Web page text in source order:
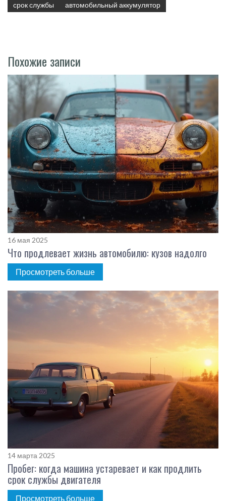
срок службы
автомобильный аккумулятор
Похожие записи
16 мая 2025
Что продлевает жизнь автомобилю: кузов надолго
Просмотреть больше
14 марта 2025
Пробег: когда машина устаревает и как продлить
срок службы двигателя
Просмотреть больше